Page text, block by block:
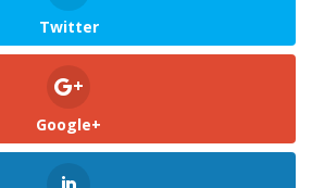
Twitter
Google+